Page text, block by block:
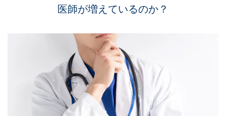
医師が増えているのか？